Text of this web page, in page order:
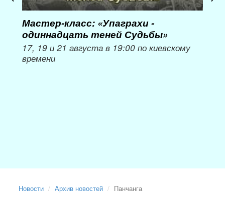
Мастер-класс: «Упаграхи -
одиннадцать теней Судьбы»
17, 19 и 21 августа в 19:00 по киевскому
времени
Новости Архив новостей Панчанга